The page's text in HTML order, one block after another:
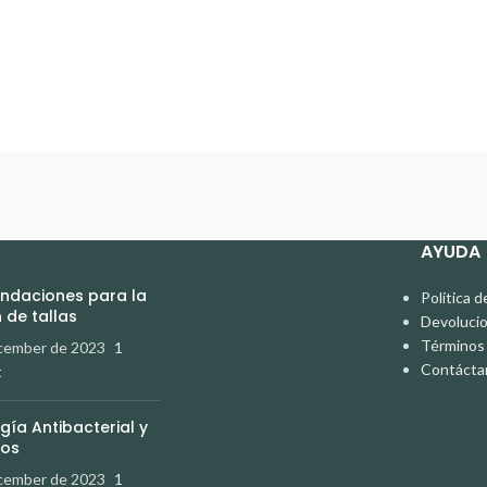
para la
de tallas
de 2023 1
Antibacterial y
de 2023 1
AYUDA
Política